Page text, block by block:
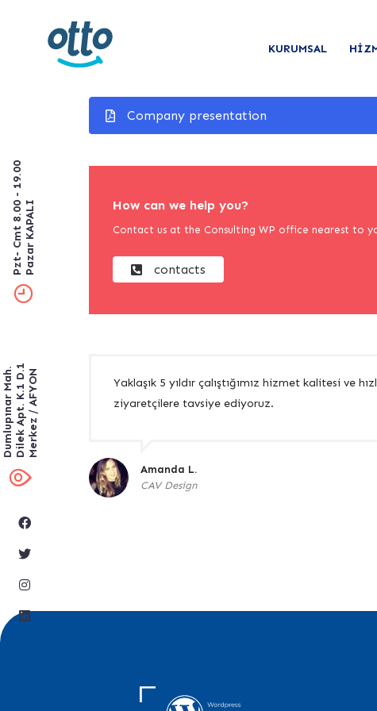
KURUMSAL
Pzt- Cmt 8.00 - 19.00Pazar KAPALI
Dumlupınar Mah.Dilek Apt. K.1 D.1Merkez / AFYON
Company presentation
How can we help you?
Contact us at the Consulting WP office nearest to
contacts
Yaklaşık 5 yıldır çalıştığımız hizmet kalitesi ve
ziyaretçilere tavsiye ediyoruz.
Amanda L.
CAV Design